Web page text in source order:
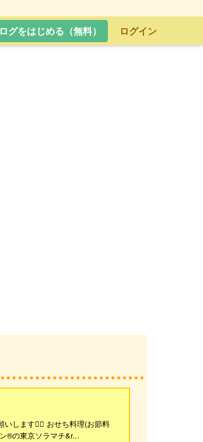
グをはじめる（無料）
ログイン
します🙇‍♀️ おせち料理(お節料
®の東京ソラマチ&r...